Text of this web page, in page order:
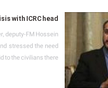
with ICRC head
deputy-FM Hossein
stressed the need
to the civilians there.